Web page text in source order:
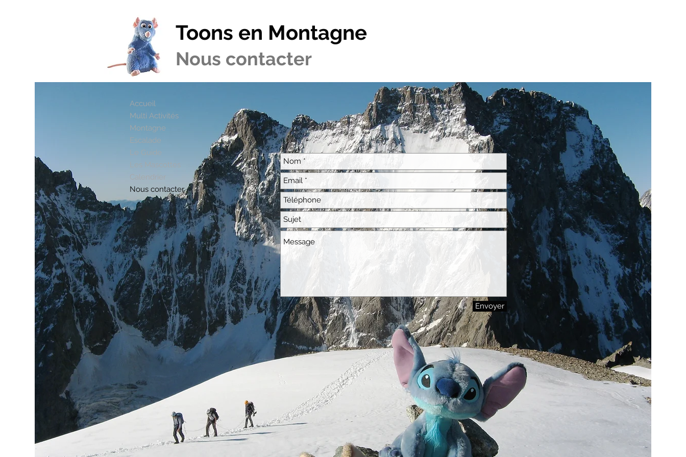
Toons en Montagne
Nous contacter
Envoyer
Accueil
Multi Activités
Montagne
Escalade
Le Guide
Les Mascottes
Calendrier
Nous contacter